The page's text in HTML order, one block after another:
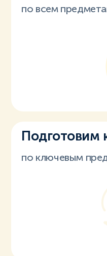
по всем
Подготовим
по ключевым